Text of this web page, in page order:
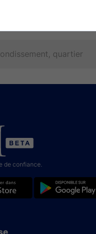
de confiance.